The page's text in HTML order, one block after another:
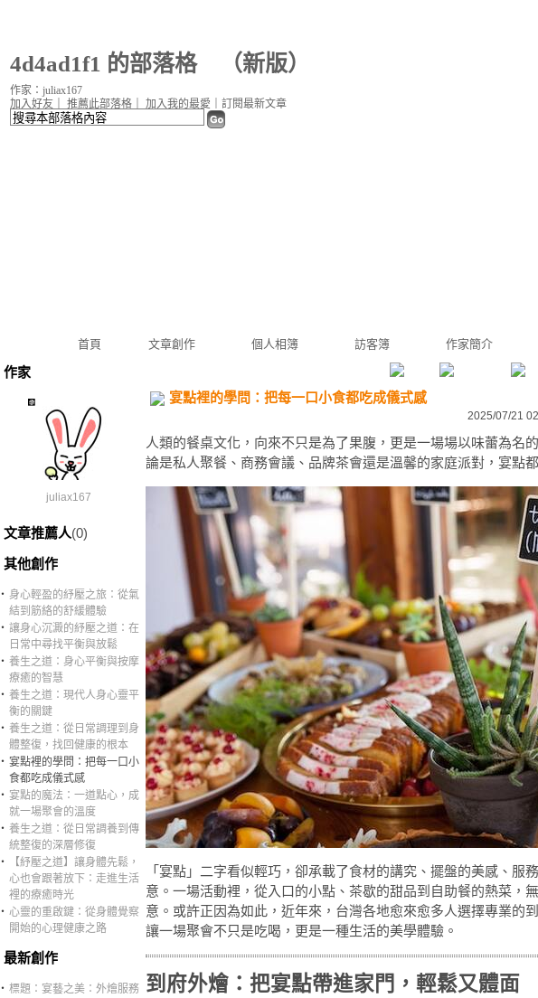
4d4ad1f1 的部落格（新版）
首頁 文章創作 個人相簿 訪客簿 作家簡介
加入好友 推薦此部落格 加入我的最愛 訂閱最新文章
作家：juliax167
作家
juliax167
文章推薦人(0)
其他創作
‧ 身心輕盈的紓壓之旅：從氣
結到筋絡的舒緩體驗
‧ 讓身心沉澱的紓壓之道：在
日常中尋找平衡與放鬆
‧ 養生之道：身心平衡與按摩
療癒的智慧
‧ 養生之道：現代人身心靈平
衡的關鍵
‧ 養生之道：從日常調理到身
體整復，找回健康的根本
‧ 宴點裡的學問：把每一口小
食都吃成儀式感
‧ 宴點的魔法：一道點心，成
就一場聚會的溫度
‧ 養生之道：從日常調養到傳
統整復的深層修復
‧
【紓壓之道】讓身體先鬆，
心也會跟著放下：走進生活
裡的療癒時光
‧ 心靈的重啟鍵：從身體覺察
開始的心理健康之路
最新創作
‧ 標題：宴藝之美：外燴服務
宴點裡的學問：把每一口小食都吃成儀式感
2025/07/21
人類的餐桌文化，向來不只是為了果腹，更是一場場以味蕾為名
論是私人聚餐、商務會議、品牌茶會還是溫馨的家庭派對，宴點
「宴點」二字看似輕巧，卻承載了食材的講究、擺盤的美感、服
意。一場活動裡，從入口的小點、茶歇的甜品到自助餐的熱菜，
意。或許正因為如此，近年來，台灣各地愈來愈多人選擇專業的
讓一場聚會不只是吃喝，更是一種生活的美學體驗。
到府外燴：把宴點帶進家門，輕鬆又體面